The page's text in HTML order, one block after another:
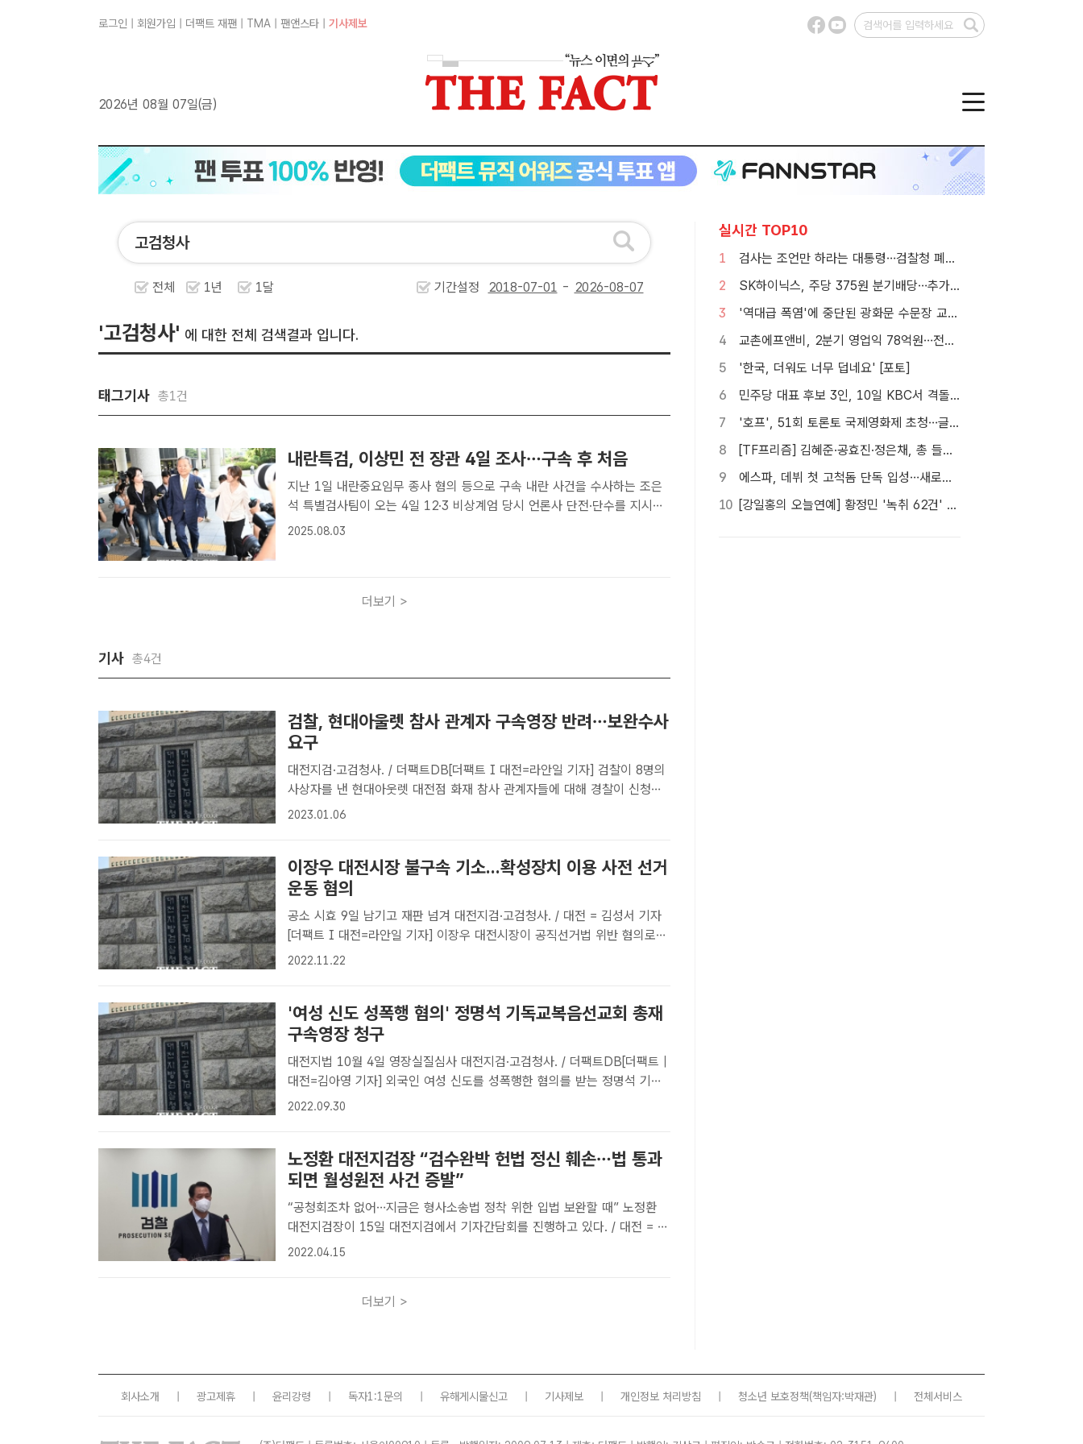
로그인 회원가입 더팩트 재팬 TMA 팬앤스타 기사제보
2026년 08월 07일(금)
전체 1년 1달 기간설정 -
'고검청사' 에 대한 전체 검색결과 입니다.
태그기사 총1건
내란특검, 이상민 전 장관 4일 조사…구속 후 처음
지난 1일 내란중요임무 종사 혐의 등으로 구속 내란 사건을 수사하는 조은
석 특별검사팀이 오는 4일 12·3 비상계엄 당시 언론사 단전·단수를 지시한
혐의를 받는 이상민 전 행정안전부 장관을 불러 조사한다. 이 전 장관이 지
2025.08.03
더보기 >
기사 총4건
검찰, 현대아울렛 참사 관계자 구속영장 반려…보완수사
요구
대전지검·고검청사. / 더팩트DB[더팩트 I 대전=라안일 기자] 검찰이 8명의
사상자를 낸 현대아웃렛 대전점 화재 참사 관계자들에 대해 경찰이 신청한
구속영장을 반려했다.대전지검은 지난 5일 업무상과실치사상 혐의를 받는
2023.01.06
이장우 대전시장 불구속 기소...확성장치 이용 사전 선거
운동 혐의
공소 시효 9일 남기고 재판 넘겨 대전지검·고검청사. / 대전 = 김성서 기자
[더팩트 I 대전=라안일 기자] 이장우 대전시장이 공직선거법 위반 혐의로
불구속 기소됐다.대전지검 형사4부는 22일 이 시장에 대해 6.1 지방선거
2022.11.22
'여성 신도 성폭행 혐의' 정명석 기독교복음선교회 총재
구속영장 청구
대전지법 10월 4일 영장실질심사 대전지검·고검청사. / 더팩트DB[더팩트 |
대전=김아영 기자] 외국인 여성 신도를 성폭행한 혐의를 받는 정명석 기독
교복음선교회 총재에게 구속영장이 청구됐다.30일 지역 법조계에 따르면
2022.09.30
노정환 대전지검장 “검수완박 헌법 정신 훼손…법 통과
되면 월성원전 사건 증발”
“공청회조차 없어…지금은 형사소송법 정착 위한 입법 보완할 때” 노정환
대전지검장이 15일 대전지검에서 기자간담회를 진행하고 있다. / 대전 = 김
성서 기자[더팩트 | 대전=김성서 기자] 노정환 대전지검장이 더불어민주당
2022.04.15
더보기 >
실시간 TOP10
1
검사는 조언만 하라는 대통령…검찰청 폐지 앞둔 합수본 '딜레마'
2
SK하이닉스, 주당 375원 분기배당…추가 주주환원 예고
3
'역대급 폭염'에 중단된 광화문 수문장 교대 의식 [포토]
4
교촌에프앤비, 2분기 영업익 78억원…전년比 15.7% 감소
5
'한국, 더워도 너무 덥네요' [포토]
6
민주당 대표 후보 3인, 10일 KBC서 격돌…호남 발전 비전 놓고 맞대결
7
'호프', 51회 토론토 국제영화제 초청…글로벌 행보 계속
8
[TF프리즘] 김혜준·공효진·정은채, 총 들고 액션 한판
9
에스파, 데뷔 첫 고척돔 단독 입성…새로운 세계 열린다
10
[강일홍의 오늘연예] 황정민 '녹취 62건' 속 의문, "왜 이렇게까지"
회사소개 광고제휴 윤리강령 독자1:1문의 유해게시물신고 기사제보 개인정보 처리방침 청소년 보호정책(책임자:박재관) 전체서비스